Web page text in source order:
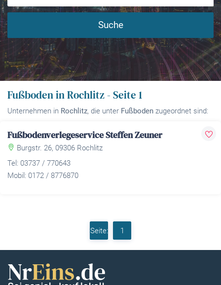
Suche
Fußboden in Rochlitz - Seite 1
Unternehmen in Rochlitz, die unter Fußboden zugeordnet sind:
Fußbodenverlegeservice Steffen Zeuner
Burgstr. 26, 09306 Rochlitz
Tel: 03737 / 770643
Mobil: 0172 / 8776870
Seite: 1